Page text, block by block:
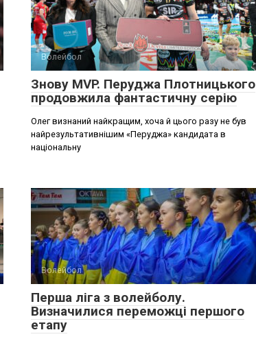
Волейбол
Знову MVP. Перуджа Плотницького
продовжила фантастичну серію
Олег визнаний найкращим, хоча й цього разу не був
найрезультативнішим «Перуджа» кандидата в
національну
Волейбол
Перша ліга з волейболу.
Визначилися переможці першого
етапу